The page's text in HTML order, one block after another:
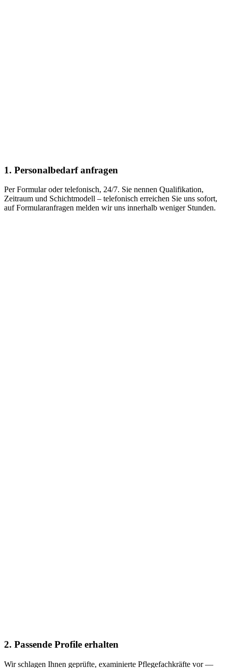
1. Personalbedarf anfragen
Per Formular oder telefonisch, 24/7. Sie nennen Qualifikation,
Zeitraum und Schichtmodell – telefonisch erreichen Sie uns sofort,
auf Formularanfragen melden wir uns innerhalb weniger Stunden.
2. Passende Profile erhalten
Wir schlagen Ihnen geprüfte, examinierte Pflegefachkräfte vor —